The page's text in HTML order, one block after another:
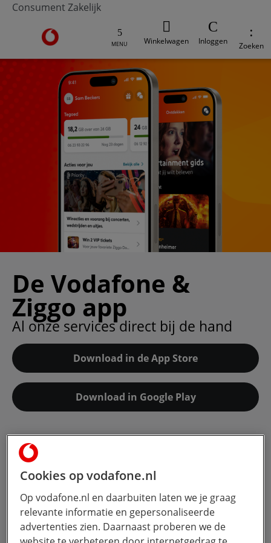
Consument Zakelijk
Ga naar de Vodafone homepage
MENU Winkelwagen Inloggen Zoeken
De Vodafone &
Ziggo app
Al onze services direct bij de hand
Download in de App Store
Download in Google Play
Cookies op vodafone.nl
Op vodafone.nl en daarbuiten laten we je graag
relevante informatie en gepersonaliseerde
advertenties zien. Daarnaast proberen we de